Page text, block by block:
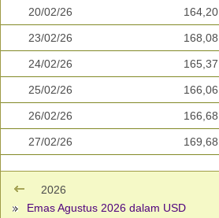
20/02/26 164,20
23/02/26 168,08
24/02/26 165,37
25/02/26 166,06
26/02/26 166,68
27/02/26 169,68
2026
Emas Agustus 2026 dalam USD